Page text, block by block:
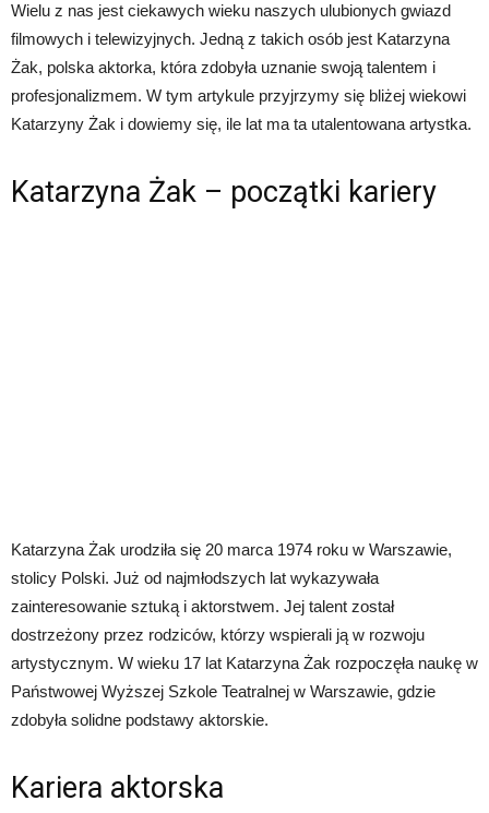
Wielu z nas jest ciekawych wieku naszych ulubionych gwiazd
filmowych i telewizyjnych. Jedną z takich osób jest Katarzyna
Żak, polska aktorka, która zdobyła uznanie swoją talentem i
profesjonalizmem. W tym artykule przyjrzymy się bliżej wiekowi
Katarzyny Żak i dowiemy się, ile lat ma ta utalentowana artystka.
Katarzyna Żak – początki kariery
Katarzyna Żak urodziła się 20 marca 1974 roku w Warszawie,
stolicy Polski. Już od najmłodszych lat wykazywała
zainteresowanie sztuką i aktorstwem. Jej talent został
dostrzeżony przez rodziców, którzy wspierali ją w rozwoju
artystycznym. W wieku 17 lat Katarzyna Żak rozpoczęła naukę w
Państwowej Wyższej Szkole Teatralnej w Warszawie, gdzie
zdobyła solidne podstawy aktorskie.
Kariera aktorska